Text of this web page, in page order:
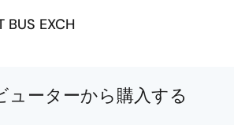
BUS EXCH
ューターから購入する